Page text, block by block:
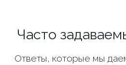
Часто
Ответы, которые мы